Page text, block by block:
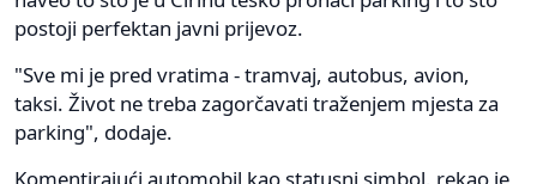
postoji perfektan javni prijevoz.
"Sve mi je pred vratima - tramvaj, autobus, avion,
taksi. Život ne treba zagorčavati traženjem mjesta za
parking", dodaje.